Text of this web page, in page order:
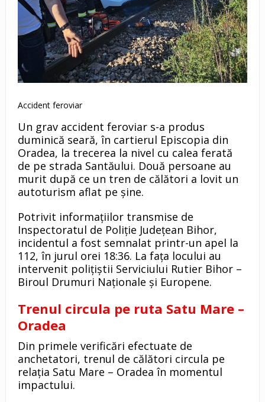
Accident feroviar
Un grav accident feroviar s-a produs
duminică seară, în cartierul Episcopia din
Oradea, la trecerea la nivel cu calea ferată
de pe strada Santăului. Două persoane au
murit după ce un tren de călători a lovit un
autoturism aflat pe șine.
Potrivit informațiilor transmise de
Inspectoratul de Poliție Județean Bihor,
incidentul a fost semnalat printr-un apel la
112, în jurul orei 18:36. La fața locului au
intervenit polițiștii Serviciului Rutier Bihor –
Biroul Drumuri Naționale și Europene.
Trenul circula pe ruta Satu Mare –
Oradea
Din primele verificări efectuate de
anchetatori, trenul de călători circula pe
relația Satu Mare – Oradea în momentul
impactului.